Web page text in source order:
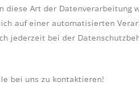
Art der
auf einer automatisierten
jederzeit bei der
bei uns zu kontaktieren!